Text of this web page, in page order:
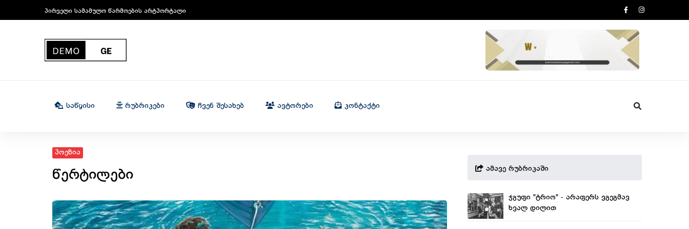
პირველი სამამულო წარმოების არტპორტალი
Საწყისი Რუბრიკები Ჩვენ Შესახებ Ავტორები Კონტაქტი
პოეზია
წერტილები ამავე რუბრიკაში
ჯგუფი "ტრიო" - არაფერს ვგეგმავ
ხვალ დილით